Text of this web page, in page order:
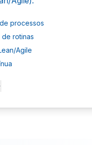
processos
rotinas
Agile